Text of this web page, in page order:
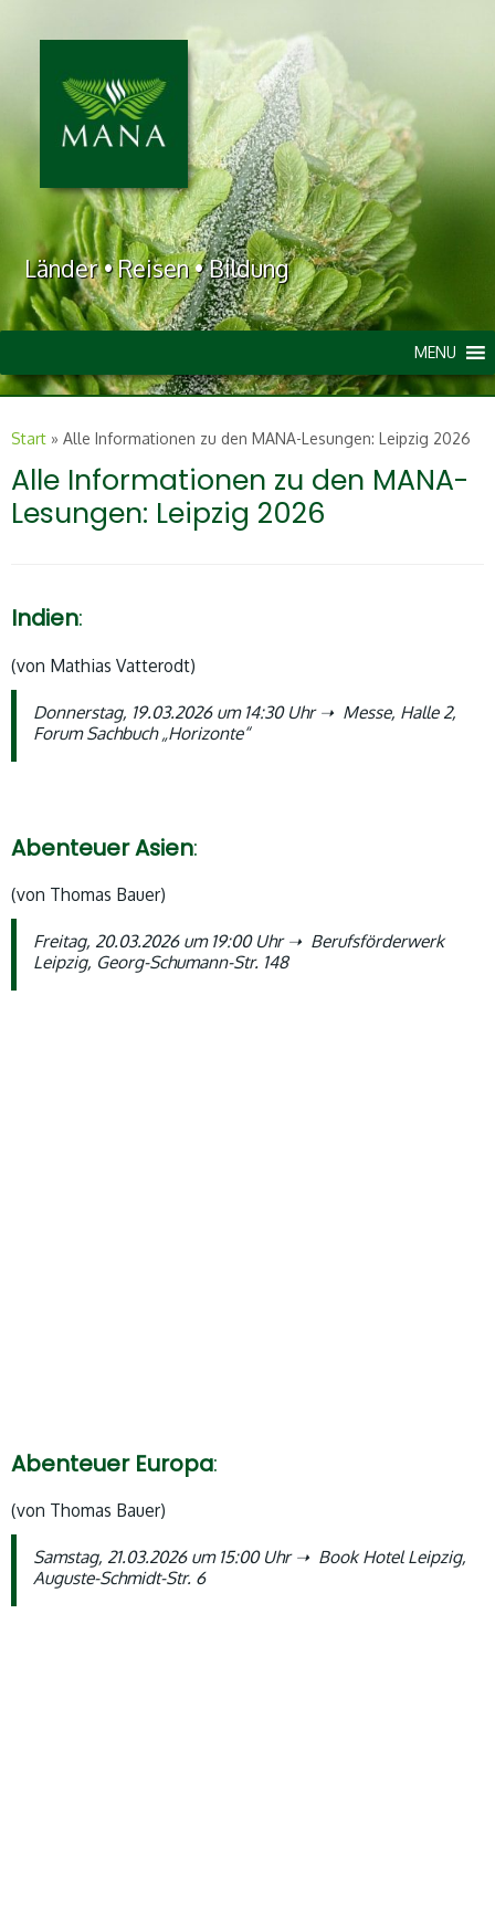
Länder • Reisen • Bildung
MENU
Start » Alle Informationen zu den MANA-Lesungen: Leipzig 2026
Alle Informationen zu den MANA-
Lesungen: Leipzig 2026
Indien:
(von Mathias Vatterodt)
Donnerstag, 19.03.2026 um 14:30 Uhr ➝ Messe, Halle 2,
Forum Sachbuch „Horizonte“
AbenteuerAsien:
(von Thomas Bauer)
Freitag, 20.03.2026 um 19:00 Uhr ➝ Berufsförderwerk
Leipzig, Georg-Schumann-Str. 148
Abenteuer Europa:
(von Thomas Bauer)
Samstag, 21.03.2026 um 15:00 Uhr ➝ Book Hotel Leipzig,
Auguste-Schmidt-Str. 6